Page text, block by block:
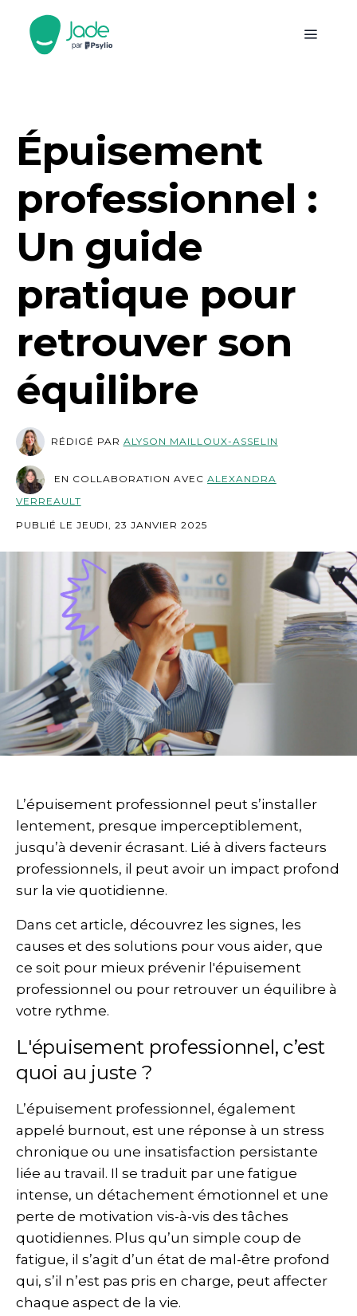
Épuisement
professionnel :
Un guide
pratique pour
retrouver son
équilibre
RÉDIGÉ PAR ALYSON MAILLOUX-ASSELIN
EN COLLABORATION AVECALEXANDRA
VERREAULT
PUBLIÉ LE JEUDI, 23 JANVIER 2025
L’épuisement professionnel peut s’installer
lentement, presque imperceptiblement,
jusqu’à devenir écrasant. Lié à divers facteurs
professionnels, il peut avoir un impact profond
sur la vie quotidienne.
Dans cet article, découvrez les signes, les
causes et des solutions pour vous aider, que
ce soit pour mieux prévenir l'épuisement
professionnel ou pour retrouver un équilibre à
votre rythme.
L'épuisement professionnel, c’est
quoi au juste ?
L’épuisement professionnel, également
appelé burnout, est une réponse à un stress
chronique ou une insatisfaction persistante
liée au travail. Il se traduit par une fatigue
intense, un détachement émotionnel et une
perte de motivation vis-à-vis des tâches
quotidiennes. Plus qu’un simple coup de
fatigue, il s’agit d’un état de mal-être profond
qui, s’il n’est pas pris en charge, peut affecter
chaque aspect de la vie.